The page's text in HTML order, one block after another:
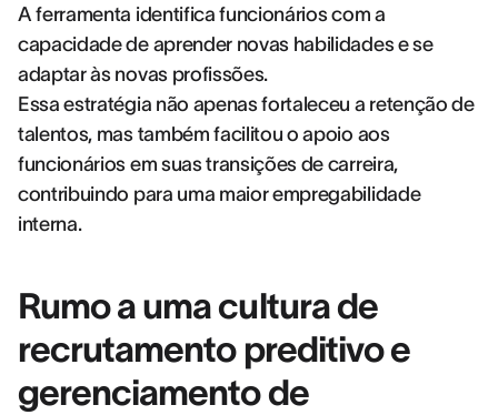
A ferramenta identifica funcionários com a
capacidade de aprender novas habilidades e se
adaptar às novas profissões.
Essa estratégia não apenas fortaleceu a retenção de
talentos, mas também facilitou o apoio aos
funcionários em suas transições de carreira,
contribuindo para uma maior empregabilidade
interna.
Rumo a uma cultura de
recrutamento preditivo e
gerenciamento de